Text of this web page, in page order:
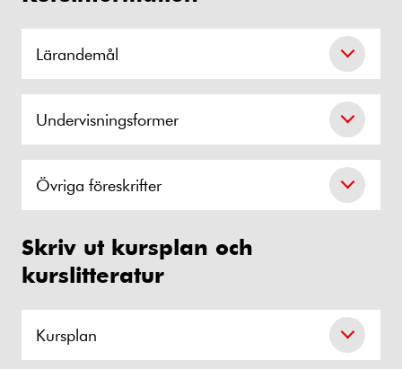
Lärandemål
Undervisningsformer
Övriga föreskrifter
Skriv ut kursplan och
kurslitteratur
Kursplan